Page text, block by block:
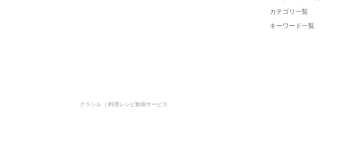
カテゴリ一覧
キーワード一覧
クラシル ｜料理レシピ動画サービス